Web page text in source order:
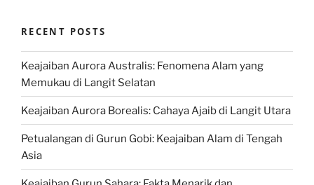
RECENT POSTS
Keajaiban Aurora Australis: Fenomena Alam yang
Memukau di Langit Selatan
Keajaiban Aurora Borealis: Cahaya Ajaib di Langit Utara
Petualangan di Gurun Gobi: Keajaiban Alam di Tengah
Asia